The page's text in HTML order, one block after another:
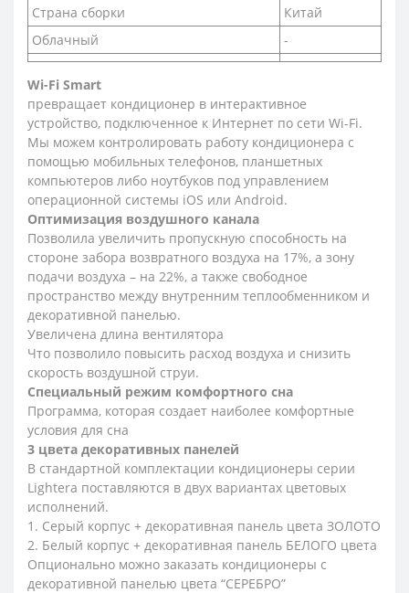
Страна сборки
Китай
Облачный
-
Wi-Fi Smart
превращает кондиционер в интерактивное
устройство, подключенное к Интернет по сети Wi-Fi.
Мы можем контролировать работу кондиционера с
помощью мобильных телефонов, планшетных
компьютеров либо ноутбуков под управлением
операционной системы iOS или Android.
Оптимизация воздушного канала
Позволила увеличить пропускную способность на
стороне забора возвратного воздуха на 17%, а зону
подачи воздуха – на 22%, а также свободное
пространство между внутренним теплообменником и
декоративной панелью.
Увеличена длина вентилятора
Что позволило повысить расход воздуха и снизить
скорость воздушной струи.
Специальный режим комфортного сна
Программа, которая создает наиболее комфортные
условия для сна
3 цвета декоративных панелей
В стандартной комплектации кондиционеры серии
Lightera поставляются в двух вариантах цветовых
исполнений.
1. Серый корпус + декоративная панель цвета ЗОЛОТО
2. Белый корпус + декоративная панель БЕЛОГО цвета
Опционально можно заказать кондиционеры с
декоративной панелью цвета “СЕРЕБРО”